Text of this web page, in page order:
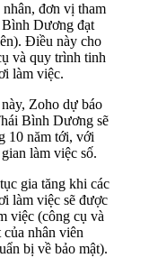
đơn vị tham
Dương đạt
Điều này cho
và quy trình tinh
làm việc.
Zoho dự báo
Bình Dương ​​sẽ
10 năm tới, với
làm việc số.
gia tăng khi các
làm việc sẽ được
việc (công cụ và
nhân viên
bị về bảo mật).